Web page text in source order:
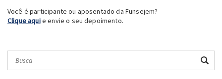
Você é participante ou aposentado da Funsejem?
Clique aquie envie o seu depoimento.